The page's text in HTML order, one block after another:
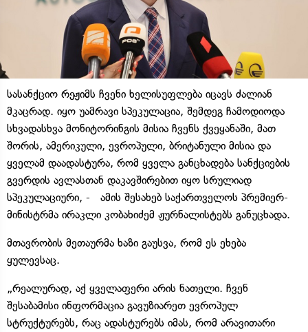
სასანქციო რეჟიმს ჩვენი ხელისუფლება იცავს ძალიან
მკაცრად. იყო უამრავი სპეკულაცია, შემდეგ ჩამოდიოდა
სხვადასხვა მონიტორინგის მისია ჩვენს ქვეყანაში, მათ
შორის, ამერიკული, ევროპული, ბრიტანული მისია და
ყველამ დაადასტურა, რომ ყველა განცხადება სანქციების
გვერდის ავლასთან დაკავშირებით იყო სრულიად
სპეკულაციური, - ამის შესახებ საქართველოს პრემიერ-
მინისტრმა ირაკლი კობახიძემ ჟურნალისტებს განუცხადა.
მთავრობის მეთაურმა ხაზი გაუსვა, რომ ეს ეხება
ყულევსაც.
„რეალურად, აქ ყველაფერი არის ნათელი. ჩვენ
შესაბამისი ინფორმაცია გავუზიარეთ ევროპულ
სტრუქტურებს, რაც ადასტურებს იმას, რომ არავითარი